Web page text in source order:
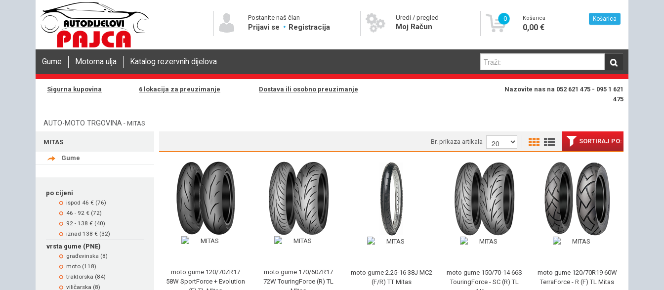
Postanite naš član
Prijavi se Registracija
Uredi / pregled
Moj Račun
0 Košarica
0,00 €
Košarica
Gume Motorna ulja Katalog rezervnih dijelova
Sigurna kupovina 6 lokacija za preuzimanje Dostava ili osobno preuzimanje
Nazovite nas na 052 621 475 - 095 1 621
475
AUTO-MOTO TRGOVINA - MITAS
MITAS
Gume
po cijeni
ispod 46 € (76)
46 - 92 € (72)
92 - 138 € (40)
iznad 138 € (32)
vrsta gume (PNE)
građevinska (8)
moto (118)
traktorska (84)
viličarska (8)
SORTIRAJ PO:
Br. prikaza artikala
moto gume 120/70ZR17
58W SportForce + Evolution
moto gume 170/60ZR17
72W TouringForce (R) TL
moto gume 2.25-16 38J MC2
(F/R) TT Mitas
moto gume 150/70-14 66S
TouringForce - SC (R) TL
moto gume 120/70R19 60W
TerraForce - R (F) TL Mitas